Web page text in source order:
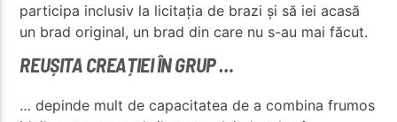
participa inclusiv la licitația de brazi și să iei acasă
un brad original, un brad din care nu s-au mai făcut.
REUȘITA CREAȚIEI ÎN GRUP …
… depinde mult de capacitatea de a combina frumos